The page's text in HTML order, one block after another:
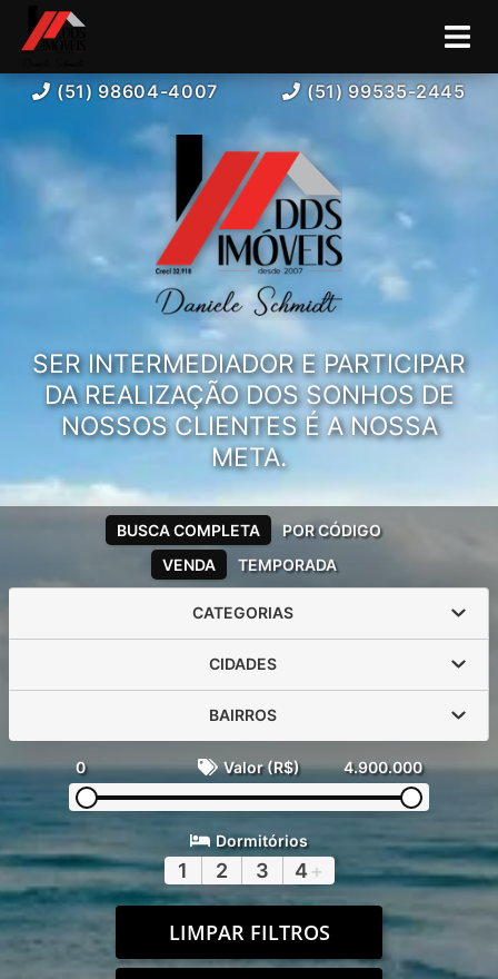
(51) 98604-4007 (51) 99535-2445
SER INTERMEDIADOR E PARTICIPAR
DA REALIZAÇÃO DOS SONHOS DE
NOSSOS CLIENTES É A NOSSA
META.
VENDA TEMPORADA
BUSCA COMPLETA POR CÓDIGO
CATEGORIAS
CIDADES
BAIRROS
0 Valor (R$) 4.900.000
Dormitórios
1 2 3 4 +
LIMPAR FILTROS